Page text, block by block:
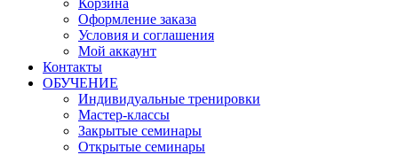
Оформление заказа
Условия и соглашения
Мой аккаунт
Контакты
ОБУЧЕНИЕ
Индивидуальные тренировки
Мастер-классы
Закрытые семинары
Открытые семинары